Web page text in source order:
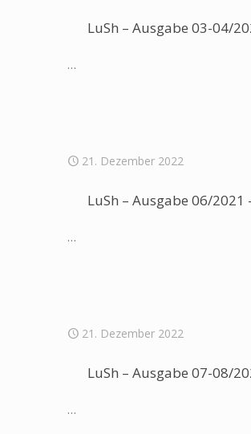
LuSh – Ausgabe 03-04/
…
21. Dezember 2022
LuSh – Ausgabe 06/2021
…
21. Dezember 2022
LuSh – Ausgabe 07-08/
…